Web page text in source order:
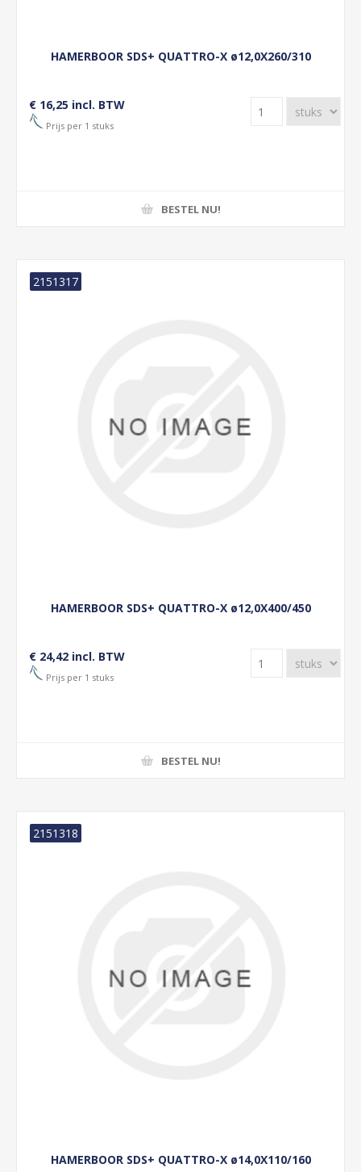
HAMERBOOR SDS+ QUATTRO-X ø12,0X260/310
€ 16,25 incl. BTW
Prijs per 1 stuks
BESTEL NU!
HAMERBOOR SDS+ QUATTRO-X ø12,0X400/450
2151317
€ 24,42 incl. BTW
Prijs per 1 stuks
BESTEL NU!
HAMERBOOR SDS+ QUATTRO-X ø14,0X110/160
2151318